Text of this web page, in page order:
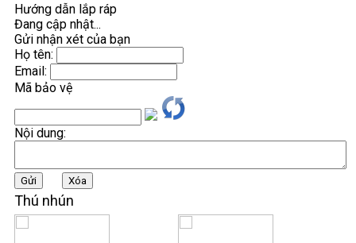
Hướng dẫn lắp ráp
Đang cập nhật...
Gửi nhận xét của bạn
Họ tên:
Email:
Mã bảo vệ
Nội dung:
Thú nhún